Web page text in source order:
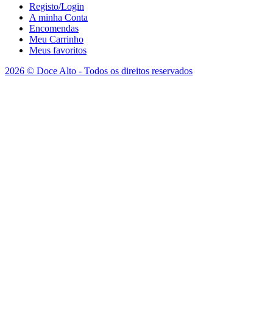
Registo/Login
A minha Conta
Encomendas
Meu Carrinho
Meus favoritos
2026 © Doce Alto - Todos os direitos reservados